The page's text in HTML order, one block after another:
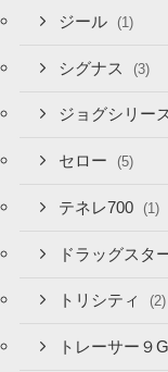
ジール (1)
シグナス (3)
ジョグシリー
セロー (5)
テネレ700 (1)
ドラッグスタ
トリシティ (2)
トレーサー９